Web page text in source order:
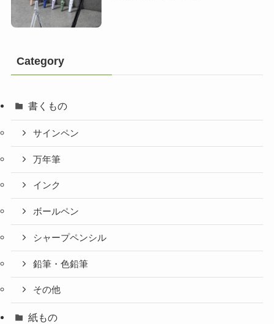
Category
書くもの
サインペン
万年筆
インク
ボールペン
シャープペンシル
鉛筆・色鉛筆
その他
紙もの